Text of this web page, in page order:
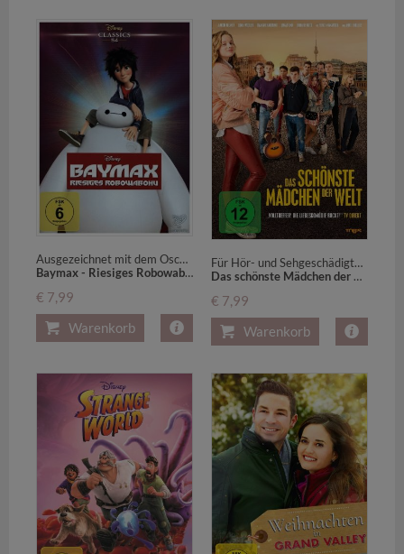
Ausgezeichnet mit dem Oscar 2015 für den Besten Animationsfilm.USA
Baymax - Riesiges Robowabohu,1 DVD
€ 7,99
Warenkorb
Für Hör- und Sehgeschädigte geeignet.Deutschland
Das schönste Mädchen der Welt,1 DVD
€ 7,99
Warenkorb